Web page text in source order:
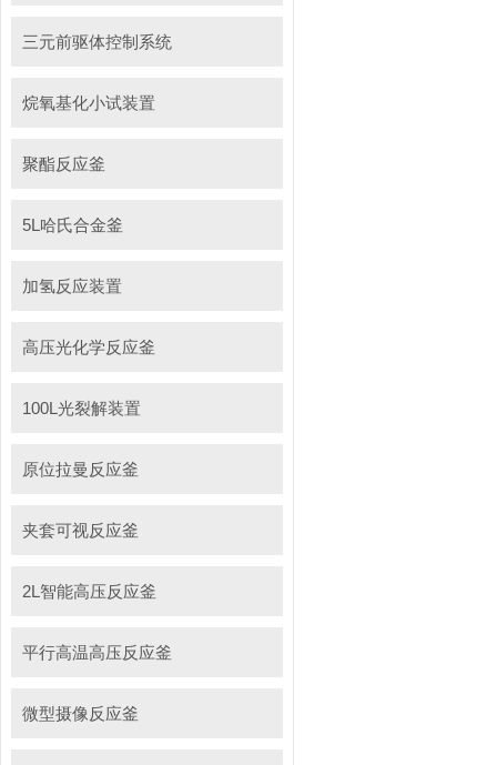
三元前驱体控制系统
烷氧基化小试装置
聚酯反应釜
5L哈氏合金釜
加氢反应装置
高压光化学反应釜
100L光裂解装置
原位拉曼反应釜
夹套可视反应釜
2L智能高压反应釜
平行高温高压反应釜
微型摄像反应釜